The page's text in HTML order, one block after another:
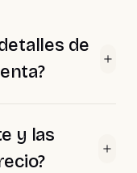
de
y las